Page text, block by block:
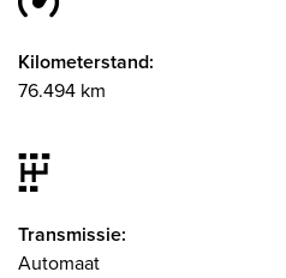
Kilometerstand:
76.494 km
Transmissie:
Automaat